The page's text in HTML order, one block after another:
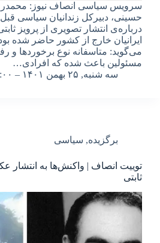
سرویس سیاسی انصاف نیوز:
حسینی، دبیرکل زندانیان سیاسی قبل
درباره‌ی انتشار تصویری از پرویز
ایرانیان خارج از کشور حاضر شده
می‌گوید: متاسفانه نوع برخوردها و
مسئولین باعث شده که افرادی…
سه شنبه, ۲۵ بهمن ۱۴۰۱ – ۰۸:۰۰
برگزیده, سیاسی
توییت انصاف | واکنش‌ها به انتشار
ثابتی